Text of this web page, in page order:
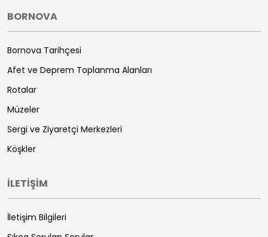
BORNOVA
Bornova Tarihçesi
Afet ve Deprem Toplanma Alanları
Rotalar
Müzeler
Sergi ve Ziyaretçi Merkezleri
Köşkler
İLETİŞİM
İletişim Bilgileri